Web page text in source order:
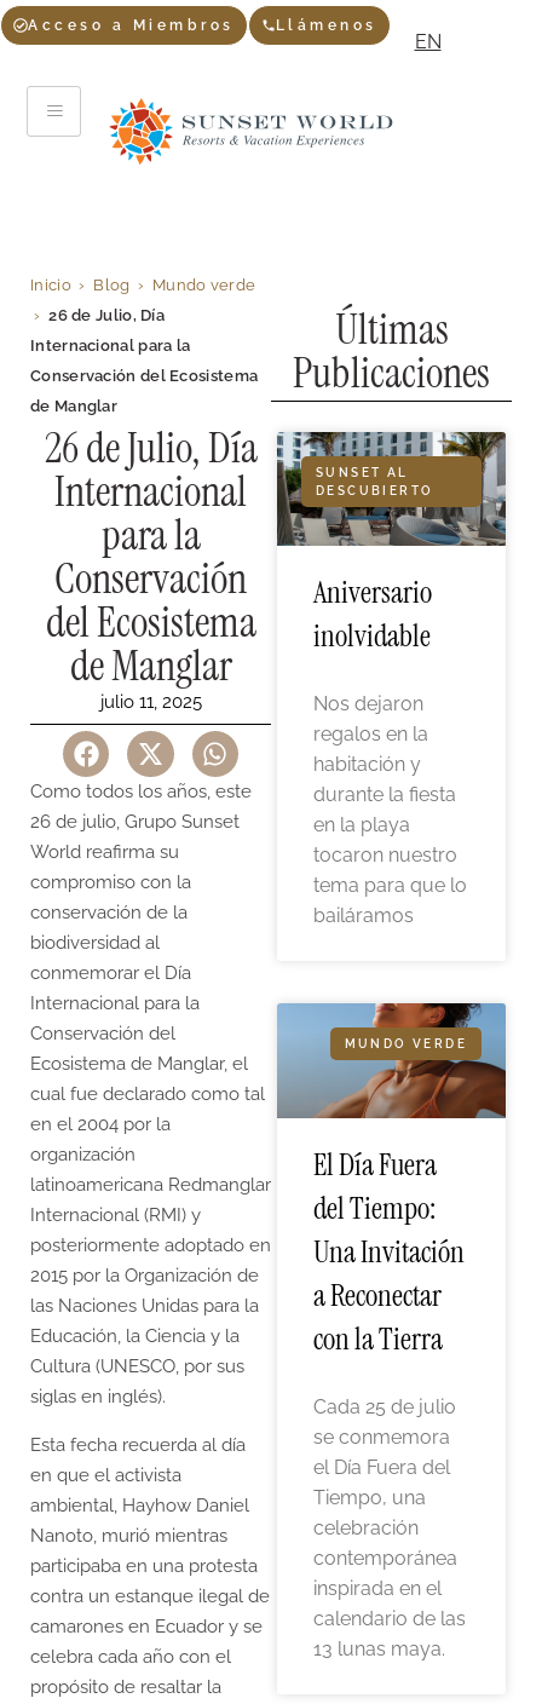
Acceso a Miembros Llámenos
EN
Inicio› Blog › Mundo verde
›26 de Julio, Día
Internacional para la
Conservación del Ecosistema
de Manglar
26 de Julio, Día
Internacional
para la
Conservación
del Ecosistema
de Manglar
julio 11, 2025
Como todos los años, este
26 de julio, Grupo Sunset
World reafirma su
compromiso con la
conservación de la
biodiversidad al
conmemorar el Día
Internacional para la
Conservación del
Ecosistema de Manglar, el
cual fue declarado como tal
en el 2004 por la
organización
latinoamericana Redmanglar
Internacional (RMI) y
posteriormente adoptado en
2015 por la Organización de
las Naciones Unidas para la
Educación, la Ciencia y la
Cultura (UNESCO, por sus
siglas en inglés).
Esta fecha recuerda al día
en que el activista
ambiental, Hayhow Daniel
Nanoto, murió mientras
participaba en una protesta
contra un estanque ilegal de
camarones en Ecuador y se
celebra cada año con el
propósito de resaltar la
Últimas
Publicaciones
SUNSET AL
DESCUBIERTO
Aniversario
inolvidable
Nos dejaron
regalos en la
habitación y
durante la fiesta
en la playa
tocaron nuestro
tema para que lo
bailáramos
MUNDO VERDE
El Día Fuera
del Tiempo:
Una Invitación
a Reconectar
con la Tierra
Cada 25 de julio
se conmemora
el Día Fuera del
Tiempo, una
celebración
contemporánea
inspirada en el
calendario de las
13 lunas maya.